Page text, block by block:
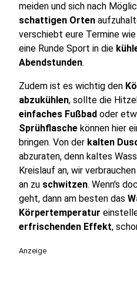
meiden und sich nach
schattigen Orten
verschiebt eure Termine
eine Runde Sport in die
Abendstunden.
Zudem ist es wichtig den
abzukühlen, sollte die
einfaches Fußbad oder
Sprühflasche können hier
bringen. Von der kalten
abzuraten, denn kaltes
Kreislauf an, wir
an zu schwitzen. Wenn's
geht, dann am besten das
Körpertemperatur
erfrischenden Effekt,
Anzeige